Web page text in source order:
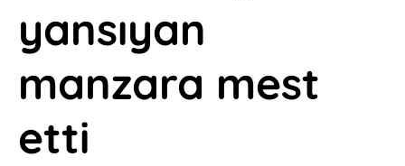
yansıyan
manzara mest
etti